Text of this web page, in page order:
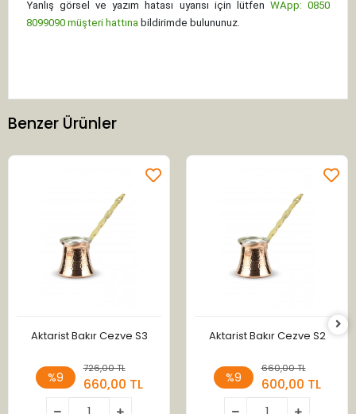
Yanlış görsel ve yazım hatası uyarısı için lütfen WApp: 0850
8099090 müşteri hattına bildirimde bulununuz.
Benzer Ürünler
Aktarist Bakır Cezve S3
%9
726,00 TL
660,00 TL
Aktarist Bakır Cezve S2
%9
660,00 TL
600,00 TL